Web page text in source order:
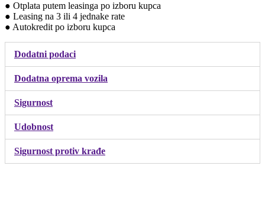
● Otplata putem leasinga po izboru kupca
● Leasing na 3 ili 4 jednake rate
● Autokredit po izboru kupca
Dodatni podaci
Dodatna oprema vozila
Sigurnost
Udobnost
Sigurnost protiv krađe